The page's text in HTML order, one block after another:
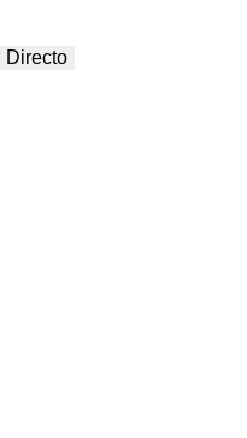
Directo